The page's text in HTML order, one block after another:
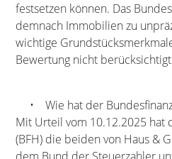
festsetzen können. Das
demnach Immobilien zu
wichtige
Bewertung nicht
• Wie hat der
Mit Urteil vom 10.12.2025 hat
(BFH) die beiden von Haus &